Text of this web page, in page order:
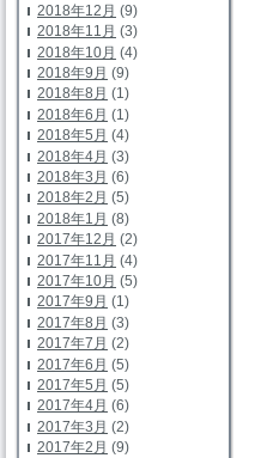
2018年12月 (9)
2018年11月 (3)
2018年10月 (4)
2018年9月 (9)
2018年8月 (1)
2018年6月 (1)
2018年5月 (4)
2018年4月 (3)
2018年3月 (6)
2018年2月 (5)
2018年1月 (8)
2017年12月 (2)
2017年11月 (4)
2017年10月 (5)
2017年9月 (1)
2017年8月 (3)
2017年7月 (2)
2017年6月 (5)
2017年5月 (5)
2017年4月 (6)
2017年3月 (2)
2017年2月 (9)